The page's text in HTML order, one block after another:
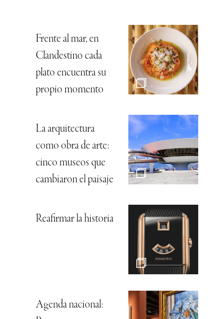
Frente al mar, en
Clandestino cada
plato encuentra su
propio momento
La arquitectura
como obra de arte:
cinco museos que
cambiaron el paisaje
Reafirmar la historia
Agenda nacional: